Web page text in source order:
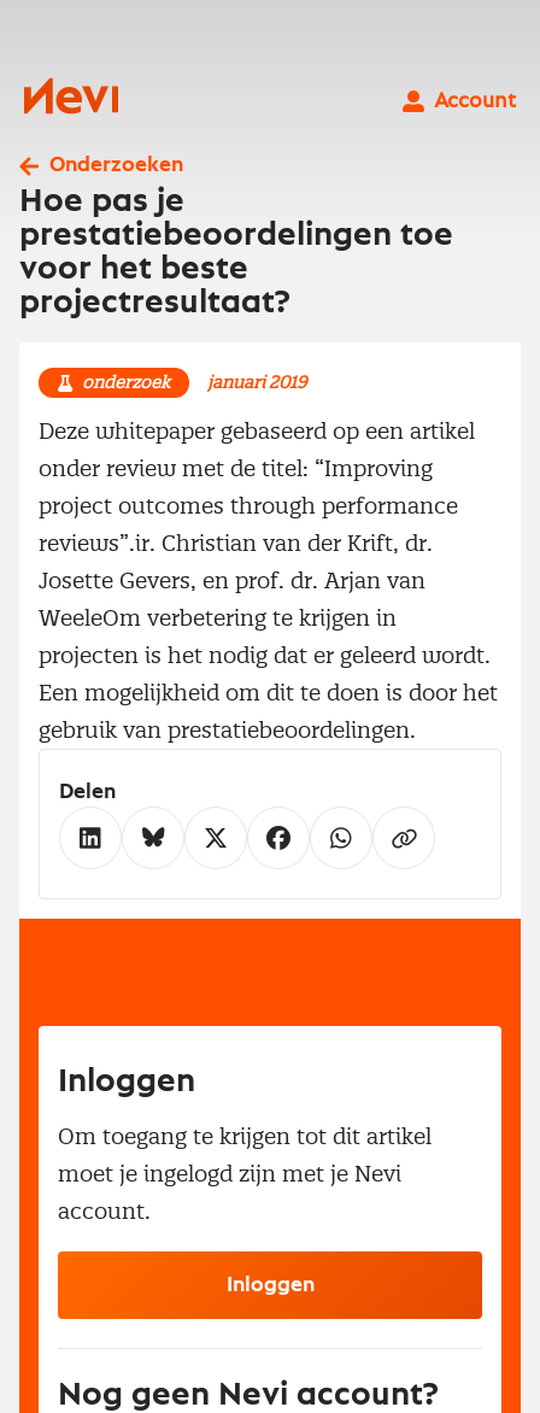
Nevi
Account
Onderzoeken
Hoe pas je
prestatiebeoordelingen toe
voor het beste
projectresultaat?
onderzoek januari 2019
Deze whitepaper gebaseerd op een artikel
onder review met de titel: “Improving
project outcomes through performance
reviews”.ir. Christian van der Krift, dr.
Josette Gevers, en prof. dr. Arjan van
WeeleOm verbetering te krijgen in
projecten is het nodig dat er geleerd wordt.
Een mogelijkheid om dit te doen is door het
gebruik van prestatiebeoordelingen.
Delen
Inloggen
Om toegang te krijgen tot dit artikel
moet je ingelogd zijn met je Nevi
account.
Inloggen
Nog geen Nevi account?